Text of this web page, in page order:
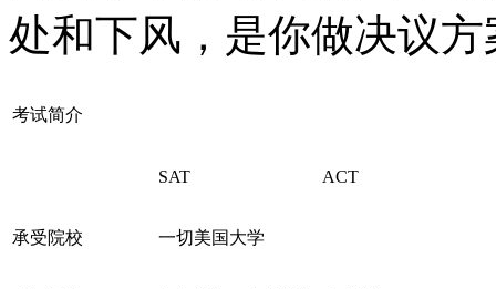
处和下风，是你做决议
考试简介
SAT ACT
承受院校 一切美国大学